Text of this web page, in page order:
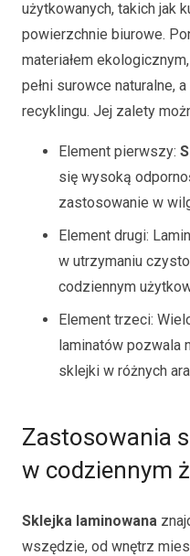
użytkowanych, takich jak
powierzchnie biurowe.
materiałem
pełni surowce naturalne,
recyklingu. Jej zalety
Element pierwszy:
się wysoką
zastosowanie w
Element drugi:
w utrzymaniu
codziennym
Element trzeci:
laminatów pozwala
sklejki w różnych
Zastosowania
w codziennym
Sklejka laminowana
wszędzie, od wnętrz